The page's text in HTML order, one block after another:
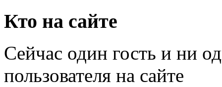
Кто на сайте
Сейчас один гость и ни
пользователя на сайте